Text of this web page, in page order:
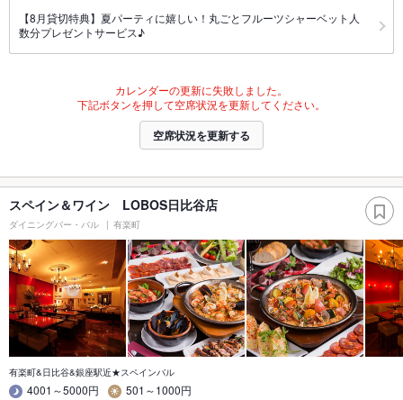
【8月貸切特典】夏パーティに嬉しい！丸ごとフルーツシャーベット人
数分プレゼントサービス♪
カレンダーの更新に失敗しました。
下記ボタンを押して空席状況を更新してください。
空席状況を更新する
スペイン＆ワイン LOBOS日比谷店
ダイニングバー・バル 有楽町
有楽町&日比谷&銀座駅近★スペインバル
4001～5000円 501～1000円